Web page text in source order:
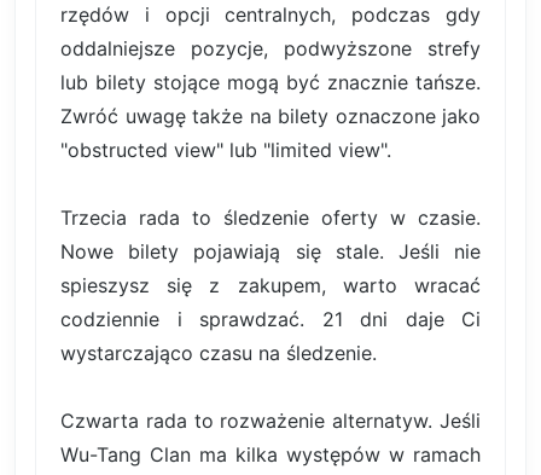
rzędów i opcji centralnych, podczas gdy
oddalniejsze pozycje, podwyższone strefy
lub bilety stojące mogą być znacznie tańsze.
Zwróć uwagę także na bilety oznaczone jako
"obstructed view" lub "limited view".
Trzecia rada to śledzenie oferty w czasie.
Nowe bilety pojawiają się stale. Jeśli nie
spieszysz się z zakupem, warto wracać
codziennie i sprawdzać. 21 dni daje Ci
wystarczająco czasu na śledzenie.
Czwarta rada to rozważenie alternatyw. Jeśli
Wu-Tang Clan ma kilka występów w ramach